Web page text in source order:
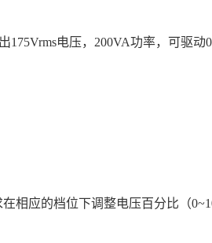
电压，200VA功率，可驱动
应的档位下调整电压百分比（